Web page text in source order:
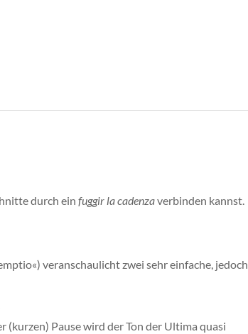
durch ein fuggir la cadenzaverbinden kannst.
veranschaulicht zwei sehr einfache, jedoch
(kurzen) Pause wird der Ton der Ultima quasi